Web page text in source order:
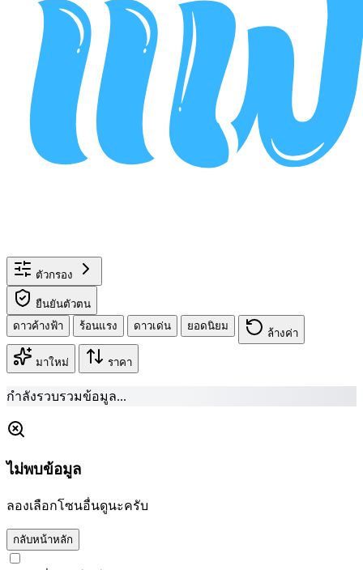
ตัวกรอง
ยืนยันตัวตน
ดาวค้างฟ้า
ร้อนแรง ดาวเด่น ยอดนิยม
ล้างค่า
มาใหม่ ราคา
กำลังรวบรวมข้อมูล...
ไม่พบข้อมูล
ลองเลือกโซนอื่นดูนะครับ
กลับหน้าหลัก